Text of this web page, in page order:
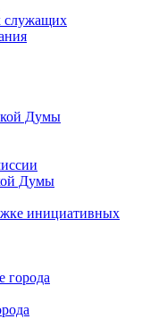
служащих
Думы
Думы
инициативных
города